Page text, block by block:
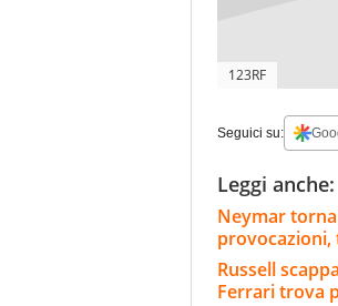
123RF
Seguici su:
Leggi anche:
Neymar torna
Russell
Ferrari trova